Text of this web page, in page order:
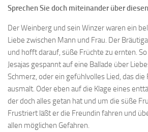
Sprechen Sie doch miteinander über
Der Weinberg und sein Winzer waren ein
Liebe zwischen Mann und Frau. Der
und hofft darauf, süße Früchte zu ernten.
Jesajas gespannt auf eine Ballade über
Schmerz, oder ein gefühlvolles Lied, das die
ausmalt. Oder eben auf die Klage eines
der doch alles getan hat und um die süße
Frustriert läßt er die Freundin fahren und
allen möglichen Gefahren.